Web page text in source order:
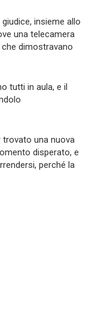
insieme allo
una telecamera
dimostravano
tutti in aula, e il
trovato una nuova
disperato, e
perché la